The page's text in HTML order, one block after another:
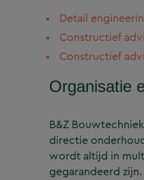
Detail
Constructief
Constructief
Organisatie
B&Z
directie
wordt altijd in
gegarandeerd zijn.